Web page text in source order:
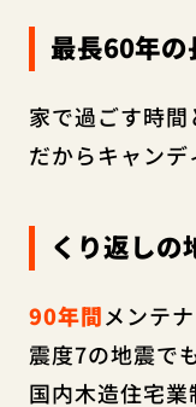
最長60年の
家で過ごす時
だからキャン
くり返しの
90年間メンテ
震度7の地震で
国内木造住宅